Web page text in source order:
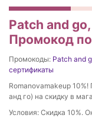
Patch and
Промокод по
Промокоды: Patch and
сертификаты
Romanovamakeup
анд го) на скидку в
Условия: Скидка 10%.